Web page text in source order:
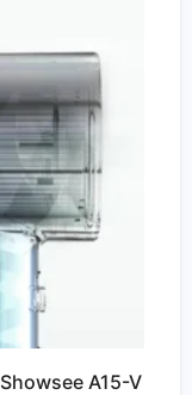
A15-V